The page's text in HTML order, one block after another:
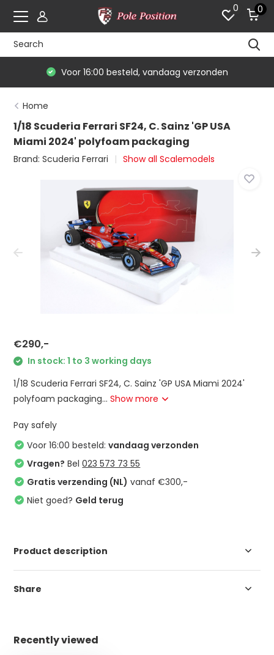
0 0
Voor 16:00 besteld, vandaag verzonden
Home
1/18 Scuderia Ferrari SF24, C. Sainz 'GP USA
Miami 2024' polyfoam packaging
Brand:Scuderia Ferrari Show all Scalemodels
€290,-
In stock: 1 to 3 working days
1/18 Scuderia Ferrari SF24, C. Sainz 'GP USA Miami 2024'
polyfoam packaging...Show more
Pay safely
Voor 16:00 besteld:vandaag verzonden
Vragen? Bel023 573 73 55
Gratis verzending (NL) vanaf €300,-
Niet goed? Geld terug
Product description
Share
Recently viewed